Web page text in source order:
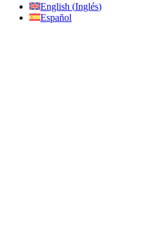
English (Inglés)
Español